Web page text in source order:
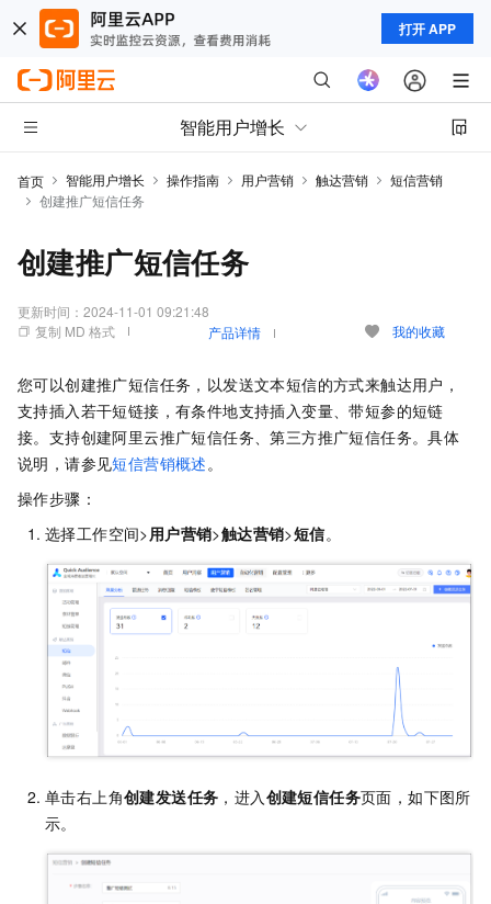
打开 APP
智能用户增长
首页 智能用户增长 操作指南 用户营销 触达营销
短信营销
创建推广短信任务
创建推广短信任务
更新时间： 2024-11-01 09:21:48
复制 MD 格式
产品详情 我的收藏
您可以创建推广短信任务，以发送文本短信的方式来触达用户，
支持插入若干短链接，有条件地支持插入变量、带短参的短链
接。支持创建阿里云推广短信任务、第三方推广短信任务。具体
说明，请参见短信营销概述。
操作步骤：
选择工作空间>用户营销>触达营销>短信。
单击右上角创建发送任务 ，进入创建短信任务页面，如下图所
示。